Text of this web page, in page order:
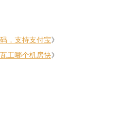
，支持支付宝》
工哪个机房快》